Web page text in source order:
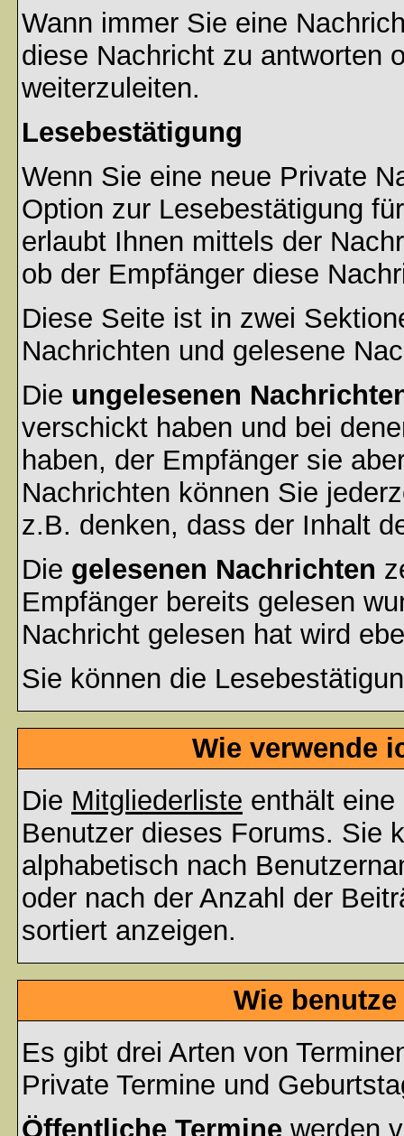
Wann immer Sie eine
diese Nachricht zu antworten
weiterzuleiten.
Lesebestätigung
Wenn Sie eine neue Private
Option zur Lesebestätigung
erlaubt Ihnen mittels der
ob der Empfänger diese
Diese Seite ist in zwei
Nachrichten und gelesene
Die ungelesenen
verschickt haben und bei
haben, der Empfänger sie
Nachrichten können Sie
z.B. denken, dass der Inhalt
Die gelesenen Nachrichten
Empfänger bereits gelesen
Nachricht gelesen hat wird
Sie können die
Wie verwende
Die Mitgliederliste enthält
Benutzer dieses Forums. Sie
alphabetisch nach
oder nach der Anzahl der
sortiert anzeigen.
Wie
Es gibt drei Arten von
Private Termine und
Öffentliche Termine werden